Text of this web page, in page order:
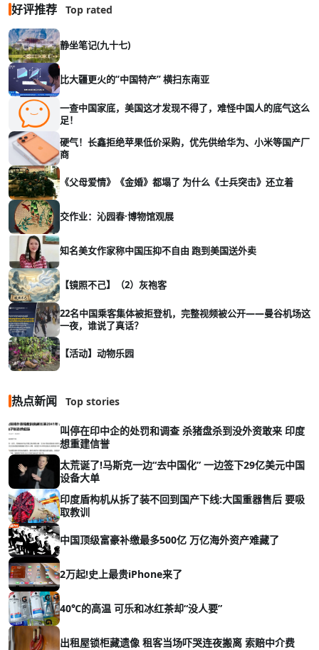
好评推荐 Top rated
静坐笔记(九十七)
比大疆更火的“中国特产” 横扫东南亚
一查中国家底，美国这才发现不得了，难怪中国人的底气这么
足！
硬气！长鑫拒绝苹果低价采购，优先供给华为、小米等国产厂
商
《父母爱情》《金婚》都塌了 为什么《士兵突击》还立着
交作业：沁园春·博物馆观展
知名美女作家称中国压抑不自由 跑到美国送外卖
【镜照不己】（2）灰袍客
22名中国乘客集体被拒登机，完整视频被公开——曼谷机场这
一夜，谁说了真话？
【活动】动物乐园
热点新闻 Top stories
叫停在印中企的处罚和调查 杀猪盘杀到没外资敢来 印度
想重建信誉
太荒诞了!马斯克一边“去中国化” 一边签下29亿美元中国
设备大单
印度盾构机从拆了装不回到国产下线:大国重器售后 要吸
取教训
中国顶级富豪补缴最多500亿 万亿海外资产难藏了
2万起!史上最贵iPhone来了
40℃的高温 可乐和冰红茶却“没人要”
出租屋锁柜藏遗像 租客当场吓哭连夜搬离 索赔中介费